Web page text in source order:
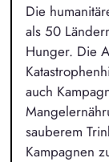
Die
als 50
Hunger. Die
auch
sauberem
Kampagnen